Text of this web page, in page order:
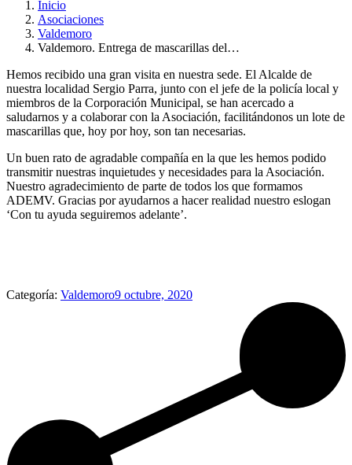
Inicio
Asociaciones
Valdemoro
Valdemoro. Entrega de mascarillas del…
Hemos recibido una gran visita en nuestra sede. El Alcalde de
nuestra localidad Sergio Parra, junto con el jefe de la policía local y
miembros de la Corporación Municipal, se han acercado a
saludarnos y a colaborar con la Asociación, facilitándonos un lote de
mascarillas que, hoy por hoy, son tan necesarias.
Un buen rato de agradable compañía en la que les hemos podido
transmitir nuestras inquietudes y necesidades para la Asociación.
Nuestro agradecimiento de parte de todos los que formamos
ADEMV. Gracias por ayudarnos a hacer realidad nuestro eslogan
‘Con tu ayuda seguiremos adelante’.
Categoría: Valdemoro9 octubre, 2020